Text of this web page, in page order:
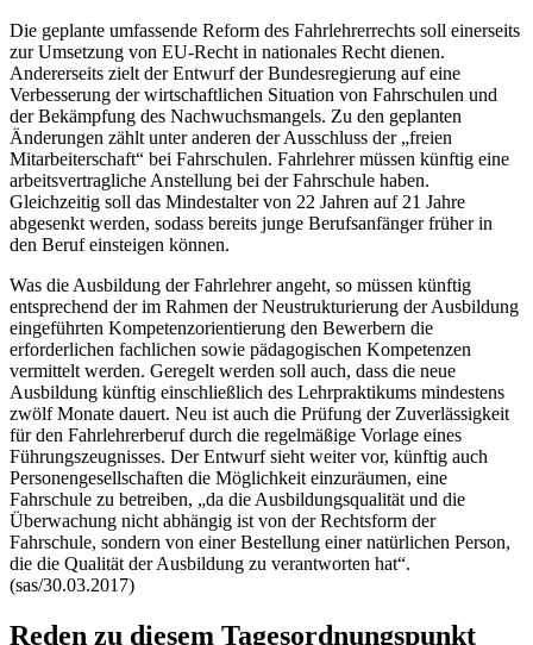
Die geplante umfassende Reform des Fahrlehrerrechts soll einerseits
zur Umsetzung von EU-Recht in nationales Recht dienen.
Andererseits zielt der Entwurf der Bundesregierung auf eine
Verbesserung der wirtschaftlichen Situation von Fahrschulen und
der Bekämpfung des Nachwuchsmangels. Zu den geplanten
Änderungen zählt unter anderen der Ausschluss der „freien
Mitarbeiterschaft“ bei Fahrschulen. Fahrlehrer müssen künftig eine
arbeitsvertragliche Anstellung bei der Fahrschule haben.
Gleichzeitig soll das Mindestalter von 22 Jahren auf 21 Jahre
abgesenkt werden, sodass bereits junge Berufsanfänger früher in
den Beruf einsteigen können.
Was die Ausbildung der Fahrlehrer angeht, so müssen künftig
entsprechend der im Rahmen der Neustrukturierung der Ausbildung
eingeführten Kompetenzorientierung den Bewerbern die
erforderlichen fachlichen sowie pädagogischen Kompetenzen
vermittelt werden. Geregelt werden soll auch, dass die neue
Ausbildung künftig einschließlich des Lehrpraktikums mindestens
zwölf Monate dauert. Neu ist auch die Prüfung der Zuverlässigkeit
für den Fahrlehrerberuf durch die regelmäßige Vorlage eines
Führungszeugnisses. Der Entwurf sieht weiter vor, künftig auch
Personengesellschaften die Möglichkeit einzuräumen, eine
Fahrschule zu betreiben, „da die Ausbildungsqualität und die
Überwachung nicht abhängig ist von der Rechtsform der
Fahrschule, sondern von einer Bestellung einer natürlichen Person,
die die Qualität der Ausbildung zu verantworten hat“.
(sas/30.03.2017)
Reden zu diesem Tagesordnungspunkt